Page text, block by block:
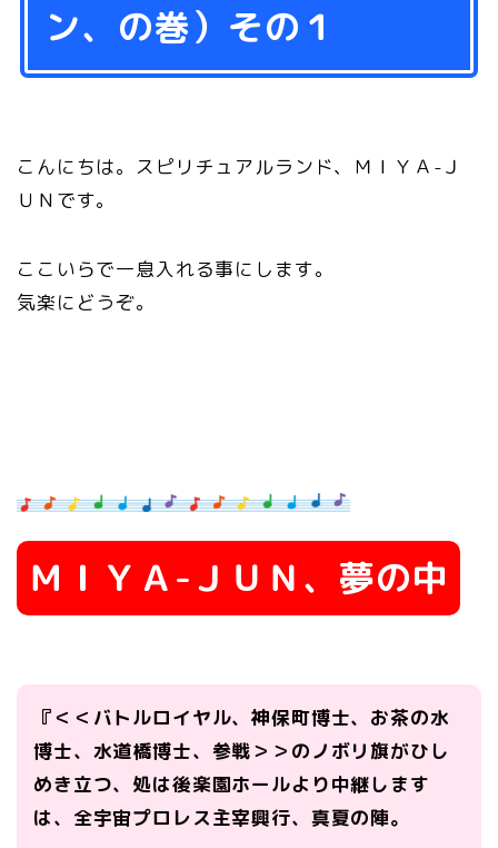
ン、の巻）その１
こんにちは。スピリチュアルランド、ＭＩＹＡ-Ｊ
ＵＮです。
ここいらで一息入れる事にします。
気楽にどうぞ。
ＭＩＹＡ-ＪＵＮ、夢の中
『＜＜バトルロイヤル、神保町博士、お茶の水
博士、水道橋博士、参戦＞＞のノボリ旗がひし
めき立つ、処は後楽園ホールより中継します
は、全宇宙プロレス主宰興行、真夏の陣。